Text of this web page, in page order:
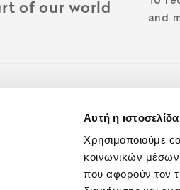
Αυτή η
Χρησιμοποιούμε
κοινωνικών μέσων
που αφορούν τον
of our world
and